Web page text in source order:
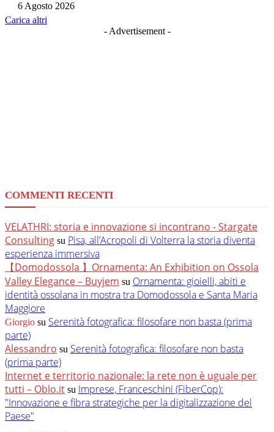
6 Agosto 2026
Carica altri
- Advertisement -
COMMENTI RECENTI
VELATHRI: storia e innovazione si incontrano - Stargate
Consulting su Pisa, all’Acropoli di Volterra la storia diventa
esperienza immersiva
【Domodossola 】Ornamenta: An Exhibition on Ossola
Valley Elegance – Buyjem su Ornamenta: gioielli, abiti e
identità ossolana in mostra tra Domodossola e Santa Maria
Maggiore
Giorgio su Serenità fotografica: filosofare non basta (prima
parte)
Alessandro su Serenità fotografica: filosofare non basta
(prima parte)
Internet e territorio nazionale: la rete non è uguale per
tutti – Oblo.it su Imprese, Franceschini (FiberCop):
"Innovazione e fibra strategiche per la digitalizzazione del
Paese"